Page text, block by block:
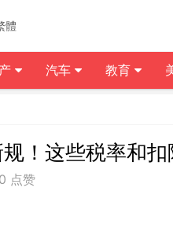
！这些税率和
0 点赞
體
汽车 教育